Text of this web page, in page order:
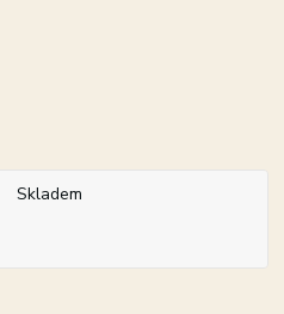
Skladem